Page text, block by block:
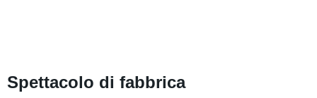
Spettacolo di fabbrica